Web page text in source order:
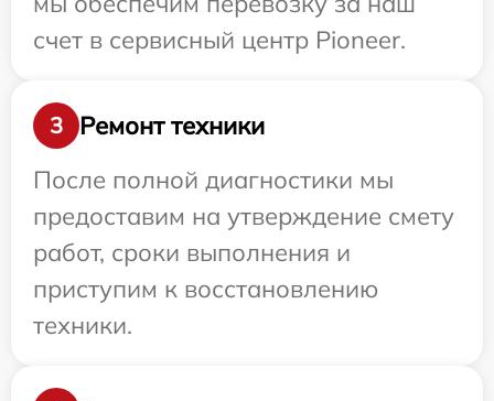
счет в сервисный центр Pioneer.
3
Ремонт техники
После полной диагностики мы
предоставим на утверждение смету
работ, сроки выполнения и
приступим к восстановлению
техники.